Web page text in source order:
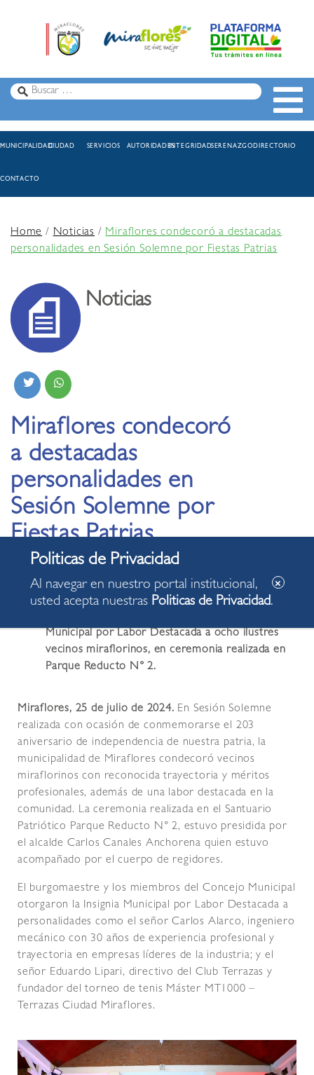
MUNICIPALIDADCIUDAD SERVICIOS AUTORIDADESINTEGRIDADSERENAZGODIRECTORIO
CONTACTO
Home/Noticias /Miraflores condecoró a destacadas
personalidades en Sesión Solemne por Fiestas Patrias
Noticias
Miraflores condecoró
a destacadas
personalidades en
Sesión Solemne por
Fiestas Patrias
25.07.2024
Municipal por Labor Destacada a ocho ilustres
vecinos miraflorinos, en ceremonia realizada en
Parque Reducto N° 2.
Miraflores, 25 de julio de 2024. En Sesión Solemne
realizada con ocasión de conmemorarse el 203
aniversario de independencia de nuestra patria, la
municipalidad de Miraflores condecoró vecinos
miraflorinos con reconocida trayectoria y méritos
profesionales, además de una labor destacada en la
comunidad. La ceremonia realizada en el Santuario
Patriótico Parque Reducto N° 2, estuvo presidida por
el alcalde Carlos Canales Anchorena quien estuvo
acompañado por el cuerpo de regidores.
El burgomaestre y los miembros del Concejo Municipal
otorgaron la Insignia Municipal por Labor Destacada a
personalidades como el señor Carlos Alarco, ingeniero
mecánico con 30 años de experiencia profesional y
trayectoria en empresas líderes de la industria; y el
señor Eduardo Lipari, directivo del Club Terrazas y
fundador del torneo de tenis Máster MT1000 –
Terrazas Ciudad Miraflores.
Al navegar en nuestro portal institucional,
usted acepta nuestras Politicas de Privacidad.